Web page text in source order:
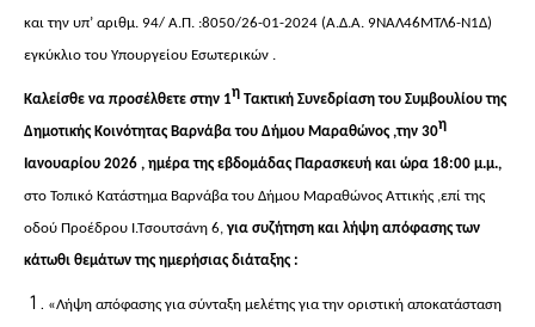
και την υπ’ αριθμ. 94/ Α.Π. :8050/26-01-2024 (Α.Δ.Α. 9ΝΑΛ46ΜΤΛ6-Ν1Δ)
εγκύκλιο του Υπουργείου Εσωτερικών .
Καλείσθε να προσέλθετε στην 1η Τακτική Συνεδρίαση του Συμβουλίου της
Δημοτικής Κοινότητας Βαρνάβα του Δήμου Μαραθώνος ,την 30η
Ιανουαρίου 2026 , ημέρα της εβδομάδας Παρασκευή και ώρα 18:00 μ.μ.,
στο Τοπικό Κατάστημα Βαρνάβα του Δήμου Μαραθώνος Αττικής ,επί της
οδού Προέδρου Ι.Τσουτσάνη 6, για συζήτηση και λήψη απόφασης των
κάτωθι θεμάτων της ημερήσιας διάταξης :
«Λήψη απόφασης για σύνταξη μελέτης για την οριστική αποκατάσταση